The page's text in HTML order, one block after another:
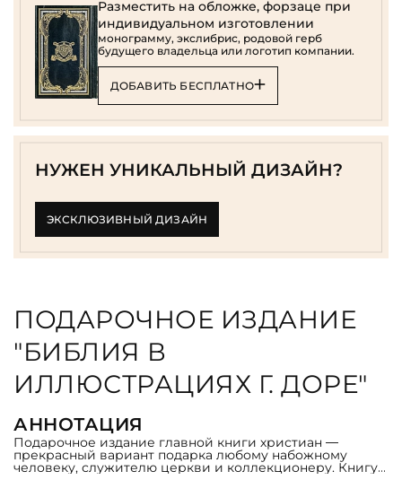
Разместить на обложке, форзаце при
индивидуальном изготовлении
монограмму, экслибрис, родовой герб
будущего владельца или логотип компании.
ДОБАВИТЬ БЕСПЛАТНО
НУЖЕН УНИКАЛЬНЫЙ ДИЗАЙН?
ЭКСКЛЮЗИВНЫЙ ДИЗАЙН
ПОДАРОЧНОЕ ИЗДАНИЕ
"БИБЛИЯ В
ИЛЛЮСТРАЦИЯХ Г. ДОРЕ"
АННОТАЦИЯ
Подарочное издание главной книги христиан —
прекрасный вариант подарка любому набожному
человеку, служителю церкви и коллекционеру. Книгу